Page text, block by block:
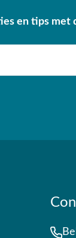
en tips met